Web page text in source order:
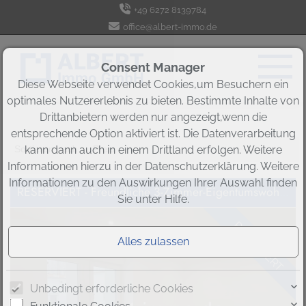
+49 6272 8139784
office@albert-immo.de
Sortieren nach Preis ↓
RESERVIERT
Consent Manager
Diese Webseite verwendet Cookies,um Besuchern ein
optimales Nutzererlebnis zu bieten. Bestimmte Inhalte von
Drittanbietern werden nur angezeigt,wenn die
entsprechende Option aktiviert ist. Die Datenverarbeitung
kann dann auch in einem Drittland erfolgen. Weitere
Informationen hierzu in der Datenschutzerklärung. Weitere
Informationen zu den Auswirkungen Ihrer Auswahl finden
Sie unter Hilfe.
Unbedingt erforderliche Cookies